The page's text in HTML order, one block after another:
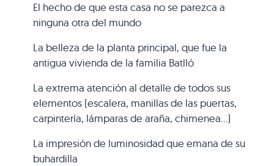
El hecho de que esta casa no se parezca a
ninguna otra del mundo
La belleza de la planta principal, que fue la
antigua vivienda de la familia Batlló
La extrema atención al detalle de todos sus
elementos (escalera, manillas de las puertas,
carpintería, lámparas de araña, chimenea…)
La impresión de luminosidad que emana de su
buhardilla